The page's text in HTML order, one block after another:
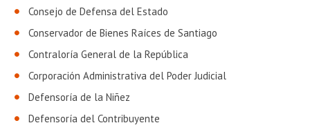
Consejo de Defensa del Estado
Conservador de Bienes Raíces de Santiago
Contraloría General de la República
Corporación Administrativa del Poder Judicial
Defensoría de la Niñez
Defensoría del Contribuyente